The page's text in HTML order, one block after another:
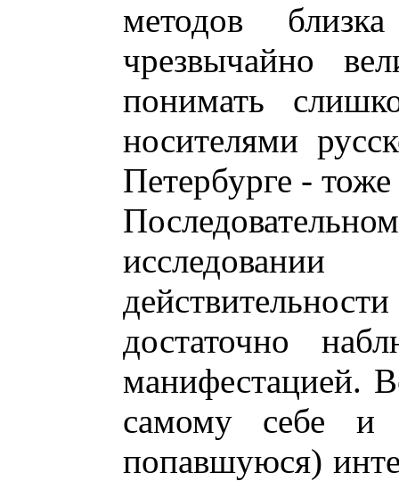
методов
чрезвычайно
понимать
носителями
Петербурге - тоже
достаточно
манифестацией.
самому себе и
попавшуюся)